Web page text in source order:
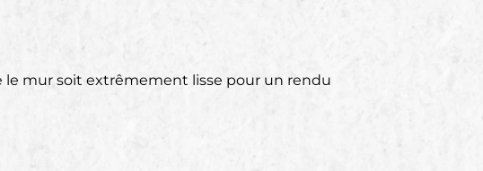
le mur soit extrêmement lisse pour un rendu